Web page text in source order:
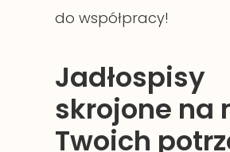
do współpracy!
Jadłospisy
skrojone na
Twoich